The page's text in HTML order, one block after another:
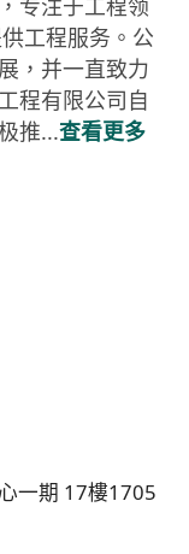
专注于工程领
工程服务。公
，并一直致力
程有限公司自
推...查看更多
一期 17樓1705